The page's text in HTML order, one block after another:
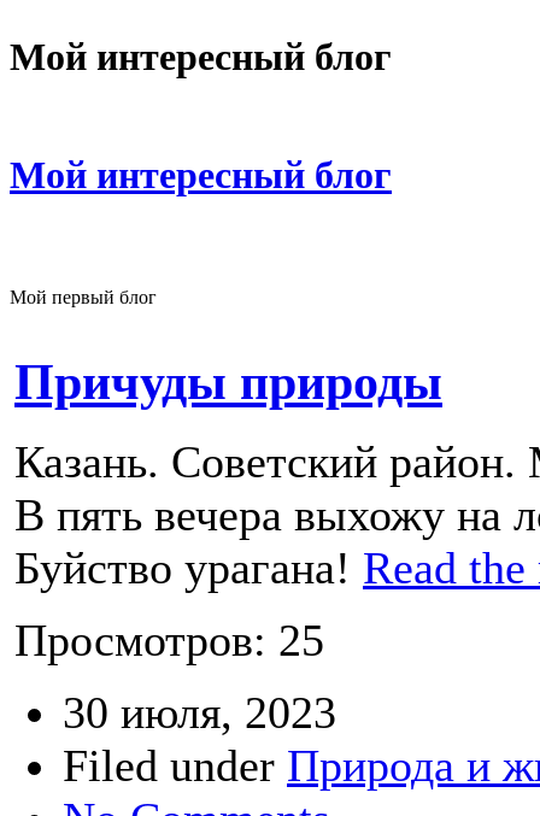
Мой интересный блог
Мой интересный блог
Мой первый блог
Причуды природы
Казань. Советский
В пять вечера выхожу
Буйство урагана! Read
Просмотров: 25
30 июля, 2023
Filed under Природа и